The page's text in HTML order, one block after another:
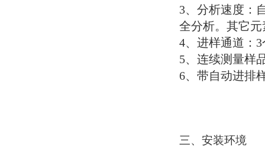
3、分析速度：
全分析。其它
4、进样通道： 3
5、连续测量样
6、带自动进排
三、安装环境